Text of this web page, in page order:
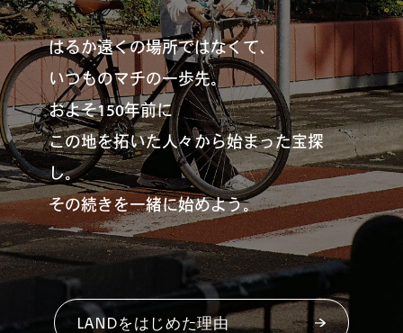
#雨の日・雪の日の正解
#Meet-Up Spot
#呑める粉もんの世界
夢中になれる、仕事のは
なし
はるか遠くの場所ではなくて、
いつものマチの一歩先。
およそ150年前に
この地を拓いた人々から始まった宝探
し。
その続きを一緒に始めよう。
LANDをはじめた理由